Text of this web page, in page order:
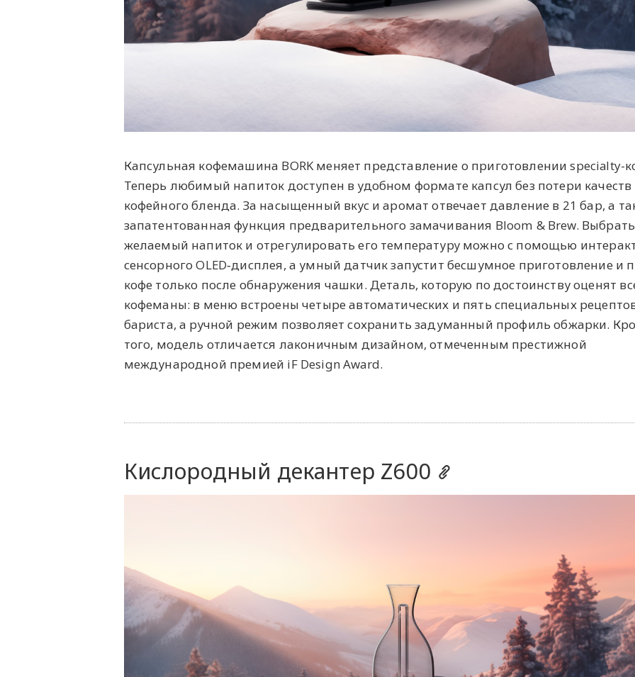
Капсульная кофемашина BORK меняет представление о приготовлении specialty-
Теперь любимый напиток доступен в удобном формате капсул без потери качеств
кофейного бленда. За насыщенный вкус и аромат отвечает давление в 21 бар, а
запатентованная функция предварительного замачивания Bloom & Brew. Выбрать
желаемый напиток и отрегулировать его температуру можно с помощью
сенсорного OLED‑дисплея, а умный датчик запустит бесшумное приготовление и
кофе только после обнаружения чашки. Деталь, которую по достоинству оценят
кофеманы: в меню встроены четыре автоматических и пять специальных
бариста, а ручной режим позволяет сохранить задуманный профиль обжарки.
того, модель отличается лаконичным дизайном, отмеченным престижной
международной премией iF Design Award.
Кислородный декантер Z600